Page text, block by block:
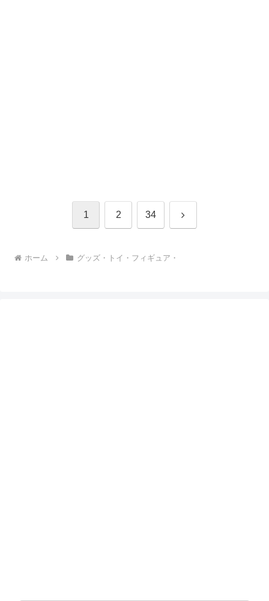
1 2 34 次
ホーム グッズ・トイ・フィギュア・